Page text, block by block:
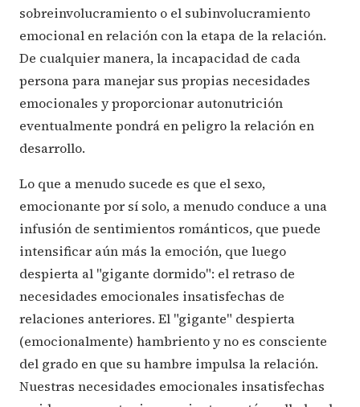
sobreinvolucramiento o el subinvolucramiento
emocional en relación con la etapa de la relación.
De cualquier manera, la incapacidad de cada
persona para manejar sus propias necesidades
emocionales y proporcionar autonutrición
eventualmente pondrá en peligro la relación en
desarrollo.
Lo que a menudo sucede es que el sexo,
emocionante por sí solo, a menudo conduce a una
infusión de sentimientos románticos, que puede
intensificar aún más la emoción, que luego
despierta al "gigante dormido": el retraso de
necesidades emocionales insatisfechas de
relaciones anteriores. El "gigante" despierta
(emocionalmente) hambriento y no es consciente
del grado en que su hambre impulsa la relación.
Nuestras necesidades emocionales insatisfechas